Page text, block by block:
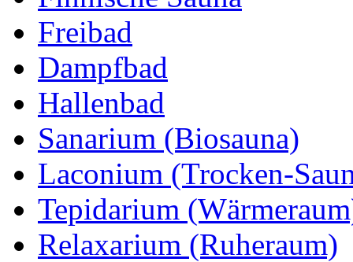
Freibad
Dampfbad
Hallenbad
Sanarium (Biosauna)
Laconium (Trocken-
Tepidarium
Relaxarium (Ruheraum)